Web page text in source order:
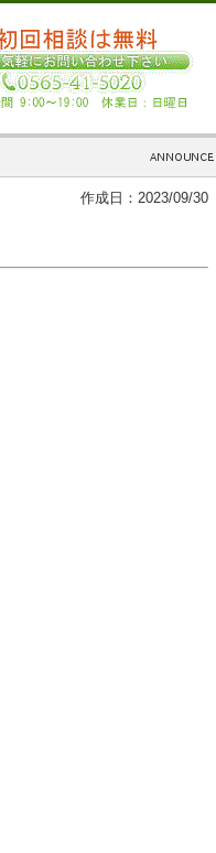
作成日：2023/09/30